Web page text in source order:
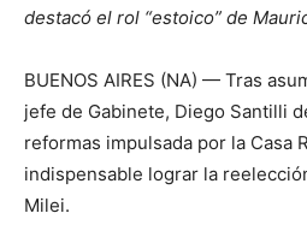
destacó el rol “estoico” de
BUENOS AIRES (NA) — Tras
jefe de Gabinete, Diego Santilli
reformas impulsada por la Casa
indispensable lograr la
Milei.